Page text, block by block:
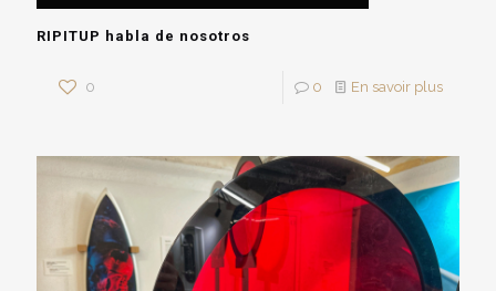
RIPITUP habla de nosotros
0 0 En savoir plus